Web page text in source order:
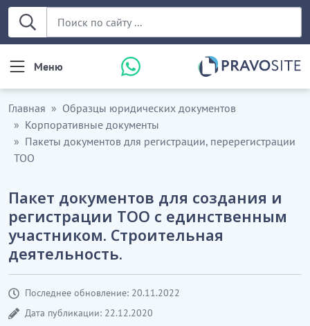
Меню
Главная
Образцы юридических документов
Корпоративные документы
Пакеты документов для регистрации, перерегистрации
ТОО
Пакет документов для создания и
регистрации ТОО с единственным
участником. Строительная
деятельность.
Последнее обновление: 20.11.2022
Дата публикации: 22.12.2020